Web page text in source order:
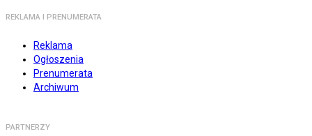
REKLAMA I PRENUMERATA
Reklama
Ogłoszenia
Prenumerata
Archiwum
PARTNERZY